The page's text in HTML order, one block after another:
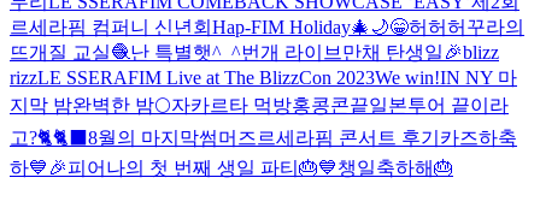
르세라핌 컴퍼니 신년회 Hap-FIM Holiday🎄🌙😁허허허 꾸라의
뜨개질 교실🧶난 특별햇^_^번개 라이브 만채 탄생일🎉blizz
rizzLE SSERAFIM Live at The BlizzCon 2023We win!IN NY 마
지막 밤완벽한 밤🌕자카르타 먹방홍콩콘끝일본투어 끝이라
고?🐈🐈‍⬛ 8월의 마지막썸머즈르세라핌 콘서트 후기 카즈하축
하💙🎉피어나의 첫 번째 생일 파티🎂💙챙일축하해🎂